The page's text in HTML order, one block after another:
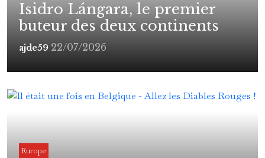
Isidro Lángara, le premier
buteur des deux continents
ajde59 22/07/2026
Europe